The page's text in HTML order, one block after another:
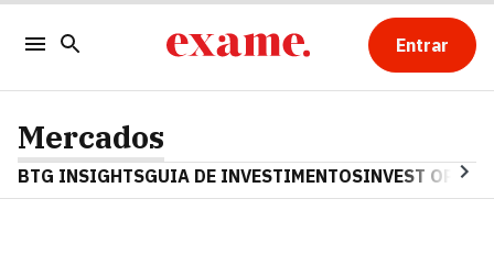
Entrar
Mercados
BTG INSIGHTSGUIA DE INVESTIMENTOSINVEST OPINA